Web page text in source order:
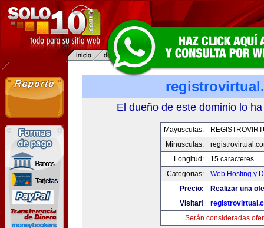
El dueño de este dominio lo
Mayusculas:
Minusculas:
Longitud:
15 caracteres
Categorias:
Web Hosting y
Precio:
Realizar una
Visitar!
Serán consideradas